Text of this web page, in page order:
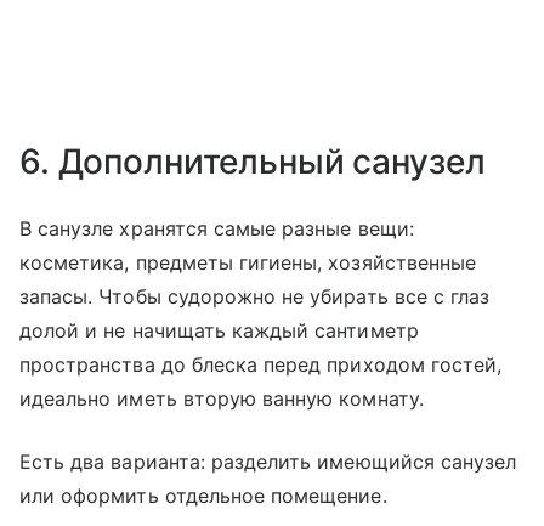
6. Дополнительный санузел
В санузле хранятся самые разные вещи:
косметика, предметы гигиены, хозяйственные
запасы. Чтобы судорожно не убирать все с глаз
долой и не начищать каждый сантиметр
пространства до блеска перед приходом гостей,
идеально иметь вторую ванную комнату.
Есть два варианта: разделить имеющийся санузел
или оформить отдельное помещение.